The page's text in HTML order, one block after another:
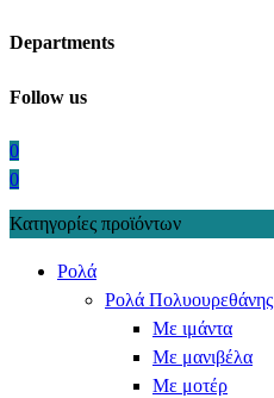
Departments
Follow us
0
0
Κατηγορίες προϊόντων
Ρολά
Ρολά Πολυουρεθάνης
Με ιμάντα
Με μανιβέλα
Με μοτέρ